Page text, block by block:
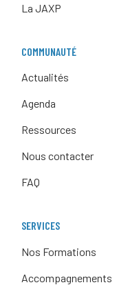
La JAXP
COMMUNAUTÉ
Actualités
Agenda
Ressources
Nous contacter
FAQ
SERVICES
Nos Formations
Accompagnements